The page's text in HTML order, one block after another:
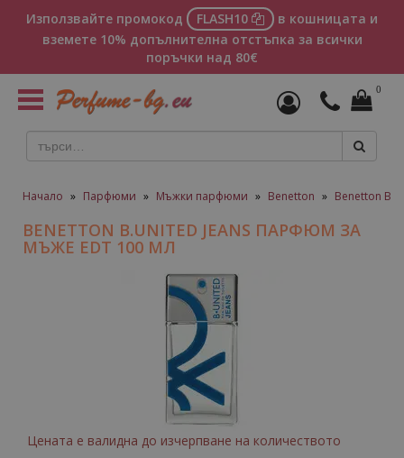
Използвайте промокод FLASH10
в кошницата и
вземете 10% допълнителна отстъпка за всички
поръчки над 80€
Toggle
navigation
0
Начало » Парфюми » Мъжки парфюми » Benetton » Benetton
BENETTON B.UNITED JEANS ПАРФЮМ ЗА
МЪЖЕ EDT 100 МЛ
Цената е валидна до изчерпване на количеството